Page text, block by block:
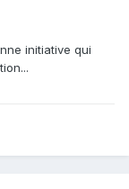
initiative qui